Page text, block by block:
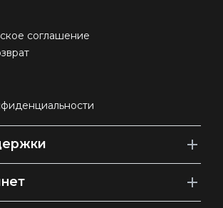
соглашение